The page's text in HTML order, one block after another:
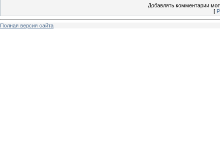
Добавлять комментарии
[
Полная версия сайта